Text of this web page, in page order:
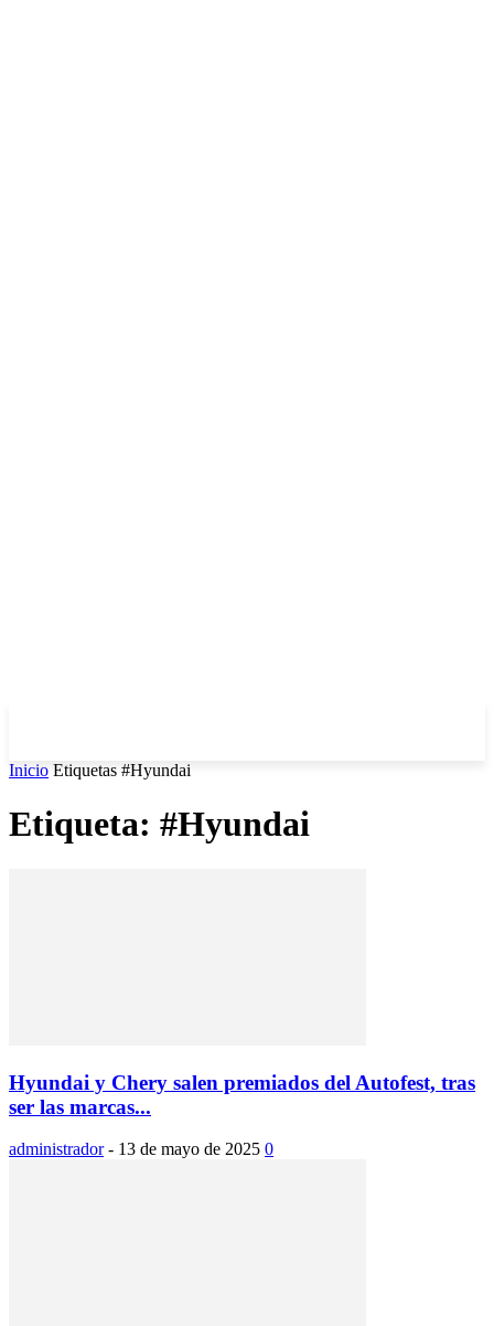
Inicio Etiquetas #Hyundai
Etiqueta: #Hyundai
Hyundai y Chery salen premiados del Autofest, tras
ser las marcas...
administrador - 13 de mayo de 2025 0